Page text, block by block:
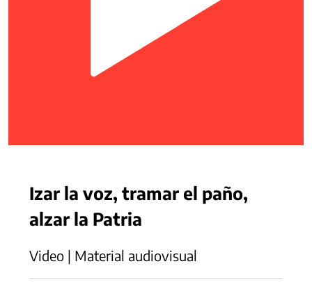
Izar la voz, tramar el paño,
alzar la Patria
Video | Material audiovisual